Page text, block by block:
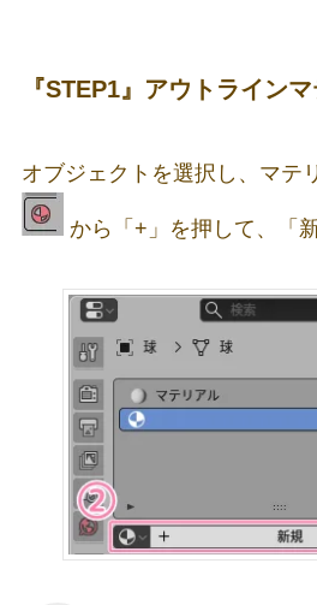
『STEP1』アウトライン
オブジェクトを選択し、マテ
から「+」を押して、「